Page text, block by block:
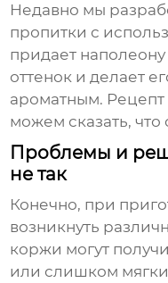
Недавно мы
пропитки с
придает наполеону
оттенок и делает
ароматным.
можем сказать,
Проблемы и
не так
Конечно, при
возникнуть
коржи могут
или слишком